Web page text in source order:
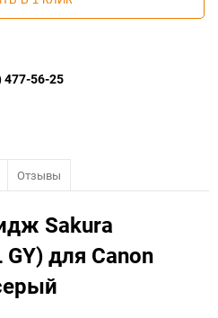
477-56-25
Отзывы
Sakura
для Canon